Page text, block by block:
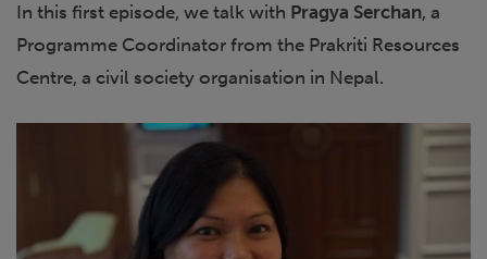
In this first episode, we talk with Pragya Serchan, a
Programme Coordinator from the Prakriti Resources
Centre, a civil society organisation in Nepal.